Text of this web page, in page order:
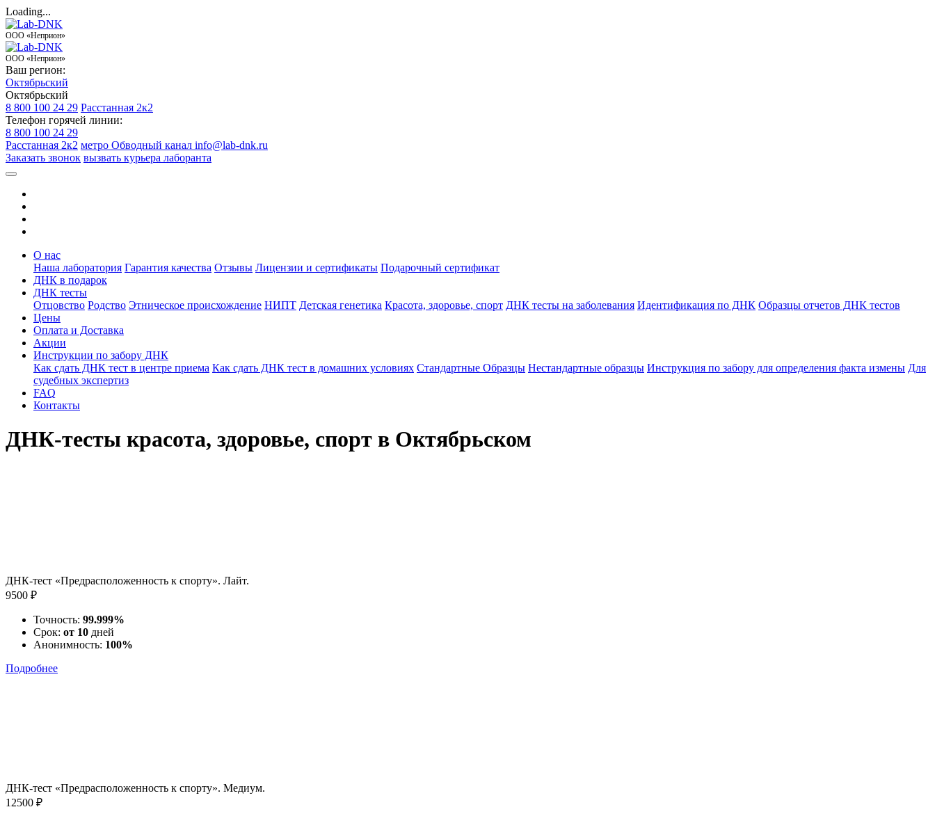
Loading...
ООО «Неприон»
ООО «Неприон»
Ваш регион:
Октябрьский
Октябрьский
8 800 100 24 29 Расстанная 2к2
Телефон горячей линии:
8 800 100 24 29
Расстанная 2к2 метро Обводный канал info@lab-dnk.ru
Заказать звонок вызвать курьера лаборанта
О нас
Наша лаборатория Гарантия качества Отзывы Лицензии и сертификаты Подарочный сертификат
ДНК в подарок
ДНК тесты
Отцовство Родство Этническое происхождение НИПТ Детская генетика Красота, здоровье, спорт ДНК тесты на заболевания Идентификация по ДНК Образцы отчетов ДНК тестов
Цены
Оплата и Доставка
Акции
Инструкции по забору ДНК
Как сдать ДНК тест в центре приема Как сдать ДНК тест в домашних условиях Стандартные Образцы Нестандартные образцы Инструкция по забору для определения факта измены Для
судебных экспертиз
FAQ
Контакты
ДНК-тесты красота, здоровье, спорт в Октябрьском
ДНК-тест «Предрасположенность к спорту». Лайт.
9500 ₽
Точность: 99.999%
Срок: от 10 дней
Анонимность: 100%
Подробнее
ДНК-тест «Предрасположенность к спорту». Медиум.
12500 ₽